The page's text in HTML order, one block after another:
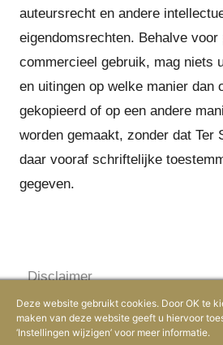
auteursrecht en andere
eigendomsrechten. Behalve
commercieel gebruik, mag niets
en uitingen op welke manier dan
gekopieerd of op een andere
worden gemaakt, zonder dat Ter
daar vooraf schriftelijke
gegeven.
Disclaimer
Cookie policy
Privacy statement
Deze website gebruikt cookies. Door OK te
maken van deze website geeft u hiervoor
‘Instellingen wijzigen’ voor meer informatie.